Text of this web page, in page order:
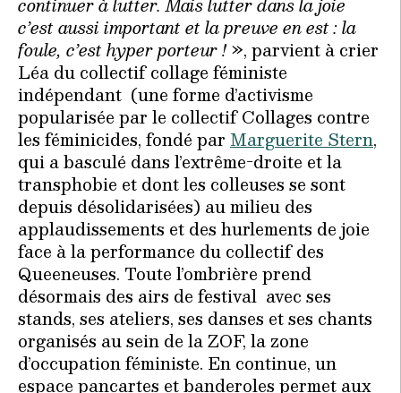
c’est aussi important et la preuve en est : la
foule, c’est hyper porteur !», parvient à crier
Léa du collectif collage féministe
indépendant (une forme d’activisme
popularisée par le collectif Collages contre
les féminicides, fondé parMarguerite Stern,
qui a basculé dans l’extrême-droite et la
transphobie et dont les colleuses se sont
depuis désolidarisées) au milieu des
applaudissements et des hurlements de joie
face à la performance du collectif des
Queeneuses. Toute l’ombrière prend
désormais des airs de festival avec ses
stands, ses ateliers, ses danses et ses chants
organisés au sein de la ZOF, la zone
d’occupation féministe. En continue, un
espace pancartes et banderoles permet aux